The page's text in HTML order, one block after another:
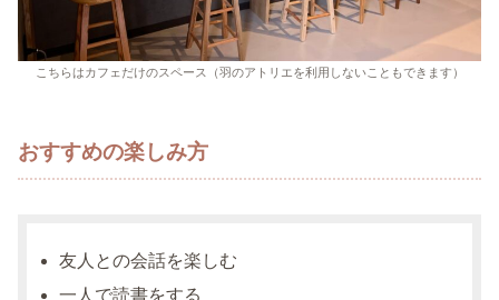
こちらはカフェだけのスペース（羽のアトリエを利用しないこともできます）
おすすめの楽しみ方
友人との会話を楽しむ
一人で読書をする